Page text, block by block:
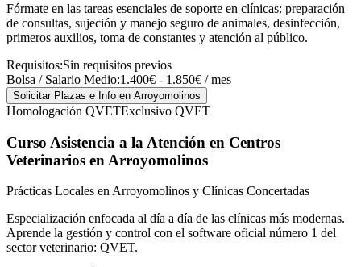
Fórmate en las tareas esenciales de soporte en clínicas: preparación
de consultas, sujeción y manejo seguro de animales, desinfección,
primeros auxilios, toma de constantes y atención al público.
Requisitos:Sin requisitos previos
Bolsa / Salario Medio:1.400€ - 1.850€ / mes
Solicitar Plazas e Info en Arroyomolinos
Homologación QVETExclusivo QVET
Curso Asistencia a la Atención en Centros
Veterinarios en Arroyomolinos
Prácticas Locales en Arroyomolinos y Clínicas Concertadas
Especialización enfocada al día a día de las clínicas más modernas.
Aprende la gestión y control con el software oficial número 1 del
sector veterinario: QVET.